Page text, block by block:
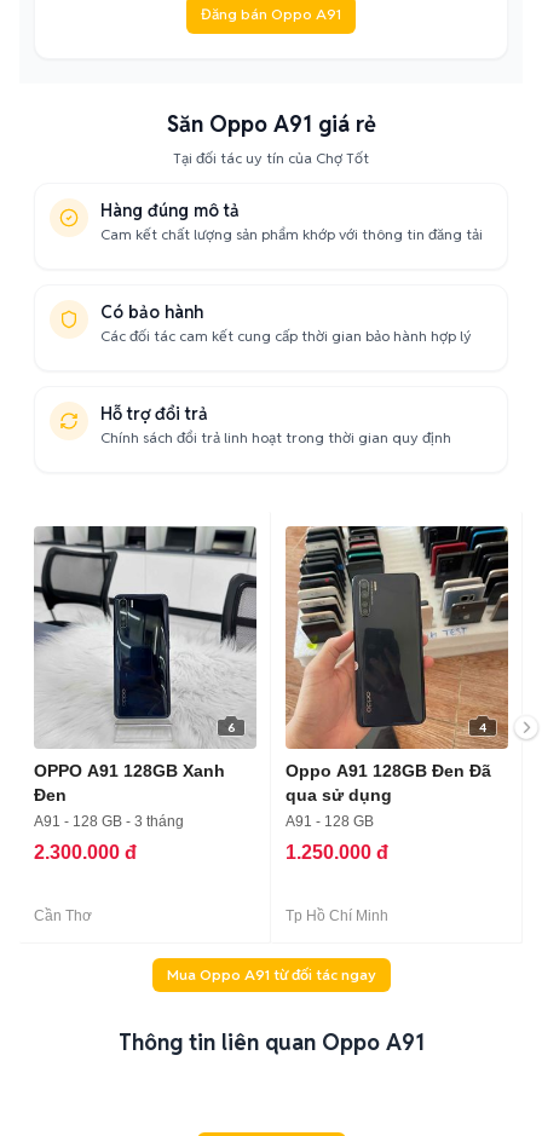
Đăng bán Oppo A91
Săn Oppo A91 giá rẻ
Tại đối tác uy tín của Chợ Tốt
Hàng đúng mô tả
Cam kết chất lượng sản phẩm khớp với thông tin đăng tải
Có bảo hành
Các đối tác cam kết cung cấp thời gian bảo hành hợp lý
Hỗ trợ đổi trả
Chính sách đổi trả linh hoạt trong thời gian quy định
6
OPPO A91 128GB Xanh
Đen
A91 - 128 GB - 3 tháng
2.300.000 đ
Cần Thơ
4
Oppo A91 128GB Đen Đã
qua sử dụng
A91 - 128 GB
1.250.000 đ
Tp Hồ Chí Minh
Mua Oppo A91 từ đối tác ngay
Thông tin liên quan Oppo A91